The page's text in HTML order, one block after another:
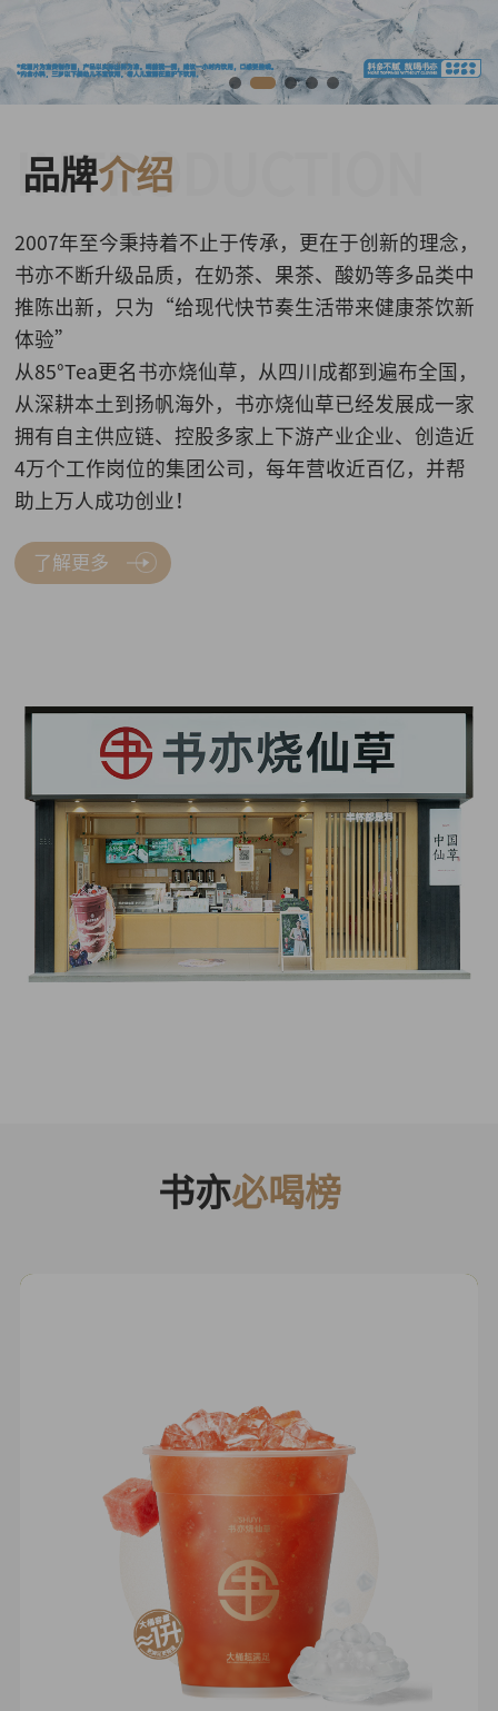
INTRODUCTION
品牌介绍
2007年至今秉持着不止于传承，更在于创新的理念，
书亦不断升级品质，在奶茶、果茶、酸奶等多品类中
推陈出新，只为“给现代快节奏生活带来健康茶饮新
体验”
从85°Tea更名书亦烧仙草，从四川成都到遍布全国，
从深耕本土到扬帆海外，书亦烧仙草已经发展成一家
拥有自主供应链、控股多家上下游产业企业、创造近
4万个工作岗位的集团公司，每年营收近百亿，并帮
助上万人成功创业！
了解更多
书亦必喝榜